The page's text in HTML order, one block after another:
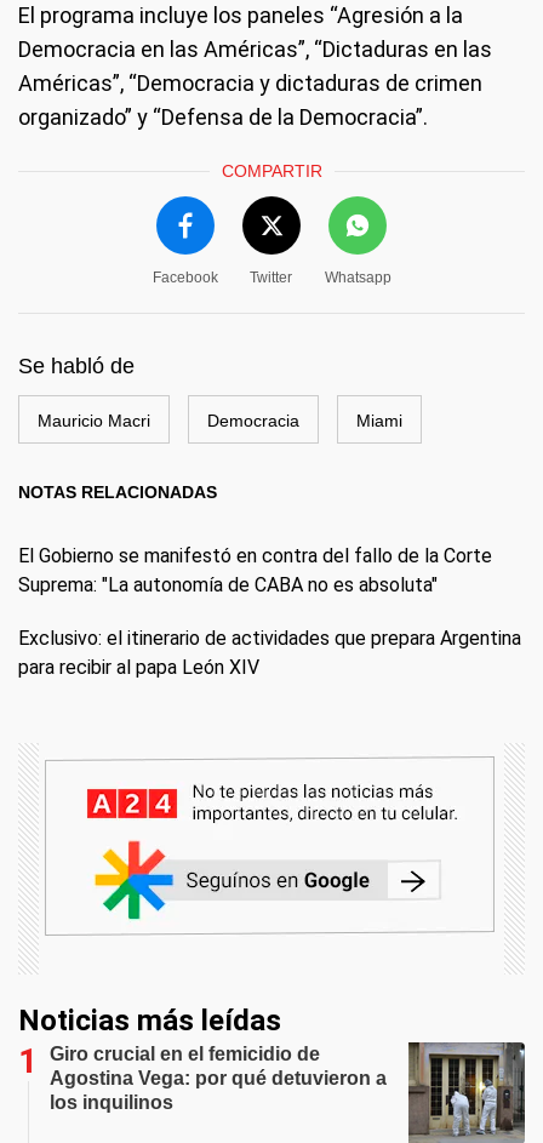
El programa incluye los paneles “Agresión a la
Democracia en las Américas”, “Dictaduras en las
Américas”, “Democracia y dictaduras de crimen
organizado” y “Defensa de la Democracia”.
COMPARTIR
Facebook Twitter Whatsapp
Se habló de
Mauricio Macri Democracia Miami
NOTAS RELACIONADAS
El Gobierno se manifestó en contra del fallo de la Corte
Suprema: "La autonomía de CABA no es absoluta"
Exclusivo: el itinerario de actividades que prepara Argentina
para recibir al papa León XIV
Noticias más leídas
Giro crucial en el femicidio de
Agostina Vega: por qué detuvieron a
los inquilinos